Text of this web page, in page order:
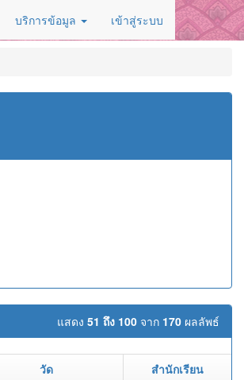
บริการข้อมูล เข้าสู่ระบบ
แสดง 51 ถึง 100 จาก 170 ผลลัพธ์
วัด สำนักเรียน